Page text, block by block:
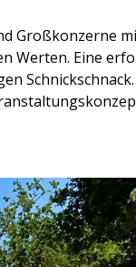
Großkonzerne
Werten. Eine